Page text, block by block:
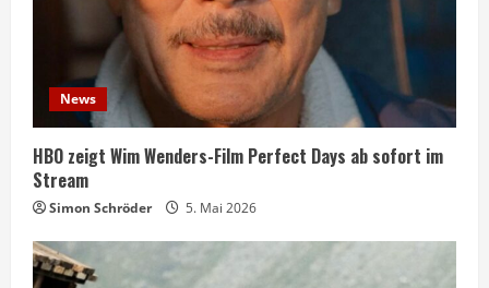
News
HBO zeigt Wim Wenders-Film Perfect Days ab sofort im
Stream
Simon Schröder 5. Mai 2026